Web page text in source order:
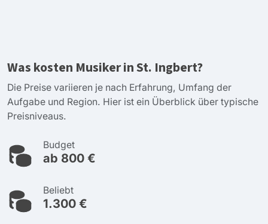
Was kosten Musiker in St. Ingbert?
Die Preise variieren je nach Erfahrung, Umfang der
Aufgabe und Region. Hier ist ein Überblick über typische
Preisniveaus.
Budget
ab 800 €
Beliebt
1.300 €